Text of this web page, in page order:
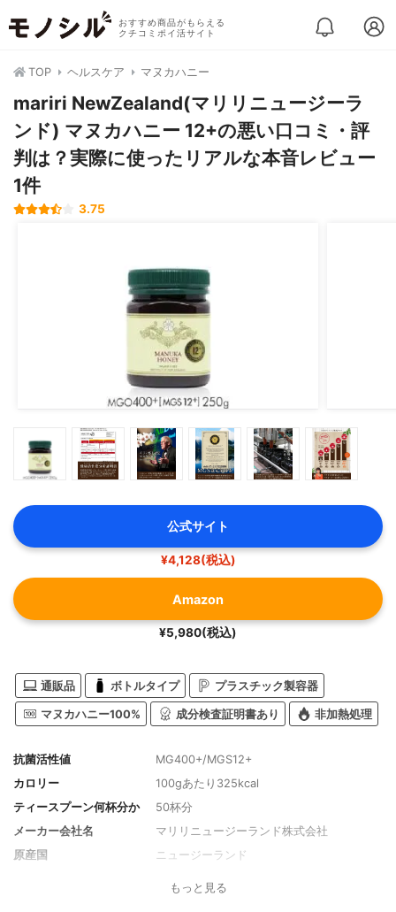
おすすめ商品がもらえる
クチコミポイ活サイト
TOP ヘルスケア マヌカハニー
mariri NewZealand(マリリニュージーラ
ンド) マヌカハニー 12+の悪い口コミ・評
判は？実際に使ったリアルな本音レビュー
1件
3.75
公式サイト
¥4,128(税込)
Amazon
¥5,980(税込)
通販品 ボトルタイプ プラスチック製容器
マヌカハニー100% 成分検査証明書あり 非加熱処理
抗菌活性値
MG400+/MGS12+
カロリー
100gあたり325kcal
ティースプーン何杯分か
50杯分
メーカー会社名
マリリニュージーランド株式会社
原産国
ニュージーランド
もっと見る